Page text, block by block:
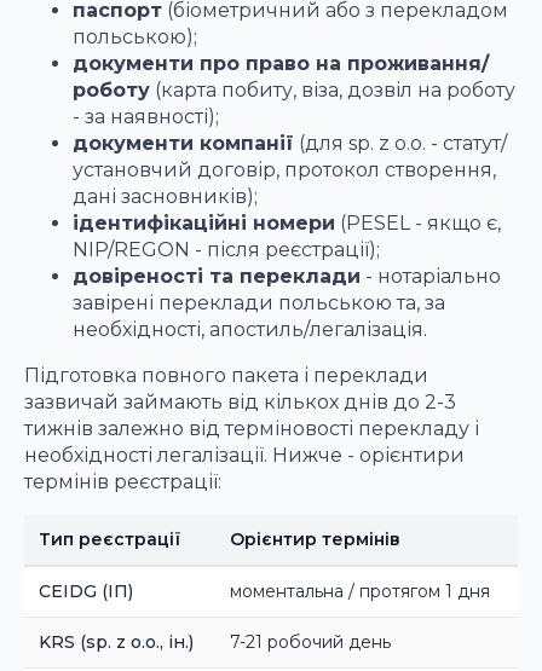
паспорт (біометричний або з перекладом
польською);
документи про право на проживання/
роботу (карта побиту, віза, дозвіл на роботу
- за наявності);
документи компанії (для sp. z o.o. - статут/
установчий договір, протокол створення,
дані засновників);
ідентифікаційні номери (PESEL - якщо є,
NIP/REGON - після реєстрації);
довіреності та переклади - нотаріально
завірені переклади польською та, за
необхідності, апостиль/легалізація.
Підготовка повного пакета і переклади
зазвичай займають від кількох днів до 2-3
тижнів залежно від терміновості перекладу і
необхідності легалізації. Нижче - орієнтири
термінів реєстрації:
Тип реєстрації Орієнтир термінів
CEIDG (ІП) моментальна / протягом 1 дня
KRS (sp. z o.o., ін.) 7-21 робочий день